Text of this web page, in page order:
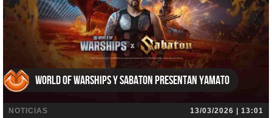
World of Warships y Sabaton presentan Yamato
NOTICIAS
13/03/2026 | 13:01